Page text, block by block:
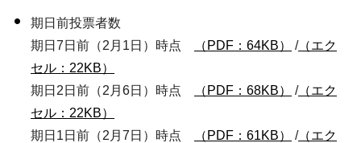
期日前投票者数
期日7日前（2月1日）時点
（PDF：64KB） /（エク
セル：22KB）
期日2日前（2月6日）時点
（PDF：68KB） /（エク
セル：22KB）
期日1日前（2月7日）時点
（PDF：61KB） /（エク